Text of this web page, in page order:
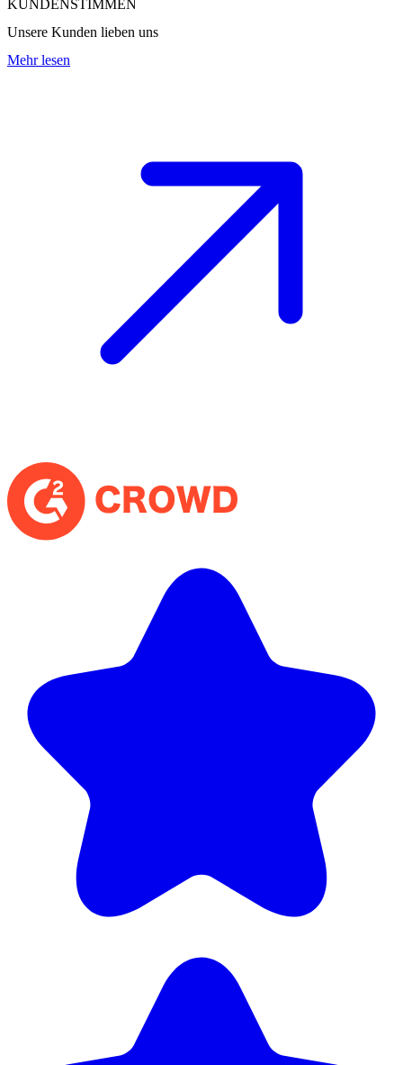
KUNDENSTIMMEN
Unsere Kunden lieben uns
Mehr lesen